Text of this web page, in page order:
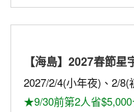
【海島】2027春節
2027/2/4(小年夜)、2/8(
★9/30前第2人省